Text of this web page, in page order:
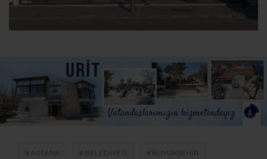
ASTANA BELEDIYESI BÜYÜKŞEHIR